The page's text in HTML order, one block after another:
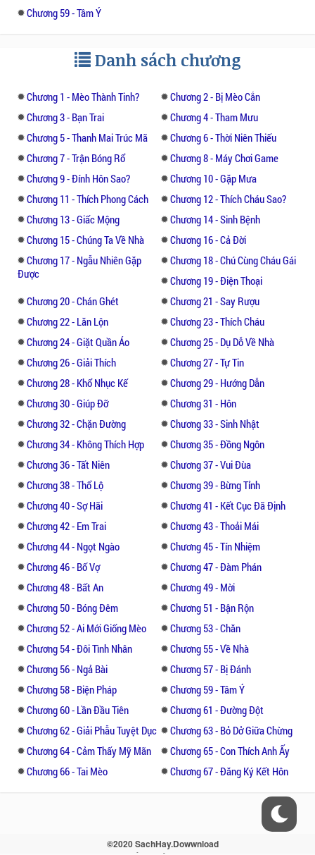
Nhưng tại sao trong nhà lại có mèo?
"Meo." Con mèo ngồi xổm ngửa đầu cùng
anh bốn mắt nhìn nhau trong chốc lát,
từ tư thế ngồi xổm chậm rãi đứng lên, cái
đuôi ở sau người ngoe nguẩy, nhẹ nhàng
kêu một tiếng, sau đó đột nhiên xoay người
chạy.
Động tác của nó thật sự có chút ngoài dự
đoán, Mục Nhạc nhất thời cũng không kịp
phản ứng lại, chỉ thấy nó từ mép cửa gian
phòng thứ nhất cọ cọ một chút rồi nhảy vào,
trong nháy mắt đã biến mất khỏi tầm mắt
mình.
Căn phòng đầu tiên tại lầu hai, là phòng
anh.
Đi theo con mèo đẩy cửa phòng mình ra,
trong một phút đồng hồ ngắn ngủi mà anh
đã phải lần thứ hai ngây người trong ngày
hôm nay-- đẩy cửa phòng ra, anh không
thấy con mèo vừa rồi đâu, nhưng là lại thấy
được... trên giường của anh có một người
đang nằm.
Một cô gái.
Hoặc phải nói là một cô gái nhỏ mới đúng.
Có lẽ bị tiếng đẩy cửa đánh thức, trước cái
nhìn chăm chú của người đàn ông, cô gái
nhỏ đành chậm rãi mở mắt.
Chương 59 - Tâm Ý
Danh sách chương
Chương 1 - Mèo Thành Tinh?
Chương 2 - Bị Mèo Cắn
Chương 3 - Bạn Trai
Chương 4 - Tham Mưu
Chương 5 - Thanh Mai Trúc Mã
Chương 6 - Thời Niên Thiếu
Chương 7 - Trận Bóng Rổ
Chương 8 - Máy Chơi Game
Chương 9 - Đính Hôn Sao?
Chương 10 - Gặp Mưa
Chương 11 - Thích Phong Cách
Chương 12 - Thích Cháu Sao?
Chương 13 - Giấc Mộng
Chương 14 - Sinh Bệnh
Chương 15 - Chúng Ta Về Nhà
Chương 16 - Cả Đời
Chương 17 - Ngẫu Nhiên Gặp
Được
Chương 18 - Chú Cùng Cháu Gái
Chương 19 - Điện Thoại
Chương 20 - Chán Ghét
Chương 21 - Say Rượu
Chương 22 - Lăn Lộn
Chương 23 - Thích Cháu
Chương 24 - Giặt Quần Áo
Chương 25 - Dụ Dỗ Về Nhà
Chương 26 - Giải Thích
Chương 27 - Tự Tin
Chương 28 - Khổ Nhục Kế
Chương 29 - Hướng Dẫn
Chương 30 - Giúp Đỡ
Chương 31 - Hôn
Chương 32 - Chặn Đường
Chương 33 - Sinh Nhật
Chương 34 - Không Thích Hợp
Chương 35 - Đồng Ngôn
Chương 36 - Tất Niên
Chương 37 - Vui Đùa
Chương 38 - Thổ Lộ
Chương 39 - Bừng Tỉnh
Chương 40 - Sợ Hãi
Chương 41 - Kết Cục Đã Định
Chương 42 - Em Trai
Chương 43 - Thoải Mái
Chương 44 - Ngọt Ngào
Chương 45 - Tín Nhiệm
Chương 46 - Bố Vợ
Chương 47 - Đàm Phán
Chương 48 - Bất An
Chương 49 - Mời
Chương 50 - Bóng Đêm
Chương 51 - Bận Rộn
Chương 52 - Ai Mới Giống Mèo
Chương 53 - Chăn
Chương 54 - Đôi Tình Nhân
Chương 55 - Về Nhà
Chương 56 - Ngả Bài
Chương 57 - Bị Đánh
Chương 58 - Biện Pháp
Chương 59 - Tâm Ý
Chương 60 - Lần Đầu Tiên
Chương 61 - Đường Đột
Chương 62 - Giải Phẫu Tuyệt Dục
Chương 63 - Bỏ Dở Giữa Chừng
Chương 64 - Cảm Thấy Mỹ Mãn
Chương 65 - Con Thích Anh Ấy
Chương 66 - Tai Mèo
Chương 67 - Đăng Ký Kết Hôn
©2020 SachHay.Dowwnload